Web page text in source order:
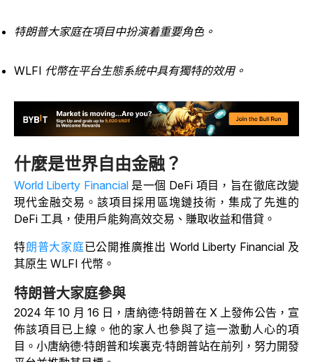
特朗普大家庭在項目中扮演着重要角色。
WLFI 代幣在平台生態系統中具有獨特的效用。
什麼是世界自由金融？
World Liberty Financial是一個 DeFi 項目，旨在徹底改變
現代金融交易。該項目採用區塊鏈技術，集成了先進的
DeFi 工具，使用戶能夠高效交易、賺取收益和借貸。
特朗普大家庭已公開推廣推出 World Liberty Financial 及
其原生 WLFI 代幣。
特朗普大家庭參與
2024 年 10 月 16 日，唐納德·特朗普在 X 上發佈公告，宣
佈該項目已上線。他的家人也參與了這一激動人心的項
目。小唐納德·特朗普和埃裏克·特朗普站在前列，努力開發